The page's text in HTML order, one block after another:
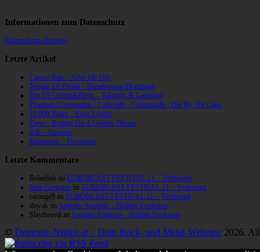
Informationen zum Datenschutz
Datenschutz-Hinweis
Letzte Artikel
Cancer Bats – Give Me Dirt
Temple Of Dread – Dreadspawn Dominion
Din Of Celestial Birds – Takeoffs & Landings
Phantom Corporation / Catbreath – Commando / Die By The Claw
10,000 Years – Esox Lucifer
Zerre – Rotting On A Golden Throne
Allt – Ataraxia
Knumears – Directions
Letzte Kommentare
Belzebub zu EUROBLAST FESTIVAL 11 – Verlosung
Max Gregorio zu EUROBLAST FESTIVAL 11 – Verlosung
carnage9 zu EUROBLAST FESTIVAL 11 – Verlosung
dawak zu Angelus Apatrida – Hidden Evolution
Slaytheevil zu Angelus Apatrida – Hidden Evolution
© Demonic-Nights.at – Dein Rock- und Metal-Webzine 2026.